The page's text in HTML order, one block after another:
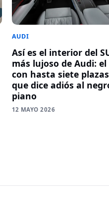
AUDI
Así es el interior del
más lujoso de Audi: el
con hasta siete
que dice adiós al
piano
12 MAYO 2026